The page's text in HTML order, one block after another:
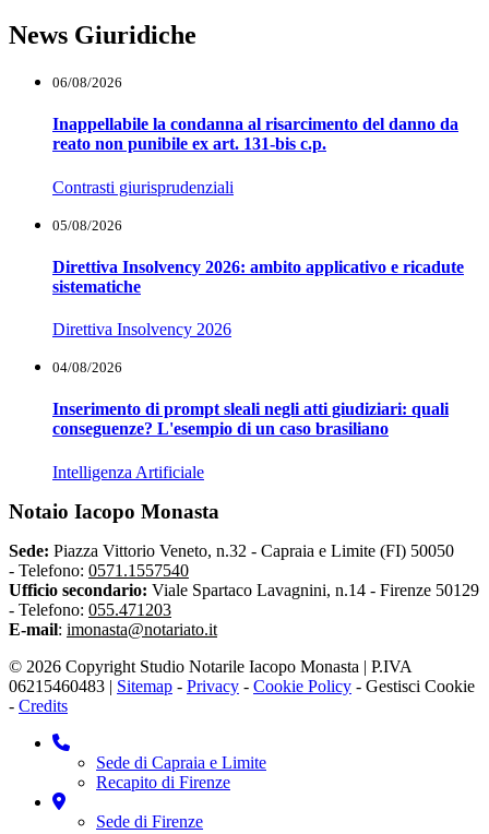
News Giuridiche
06/08/2026
Inappellabile la condanna al risarcimento del danno da
reato non punibile ex art. 131-bis c.p.
Contrasti giurisprudenziali
05/08/2026
Direttiva Insolvency 2026: ambito applicativo e ricadute
sistematiche
Direttiva Insolvency 2026
04/08/2026
Inserimento di prompt sleali negli atti giudiziari: quali
conseguenze? L'esempio di un caso brasiliano
Intelligenza Artificiale
Notaio Iacopo Monasta
Sede: Piazza Vittorio Veneto, n.32 - Capraia e Limite (FI) 50050
- Telefono: 0571.1557540
Ufficio secondario: Viale Spartaco Lavagnini, n.14 - Firenze 50129
- Telefono: 055.471203
E-mail: imonasta@notariato.it
© 2026 Copyright Studio Notarile Iacopo Monasta | P.IVA
06215460483 | Sitemap - Privacy - Cookie Policy - Gestisci Cookie
- Credits
Sede di Capraia e Limite
Recapito di Firenze
Sede di Firenze